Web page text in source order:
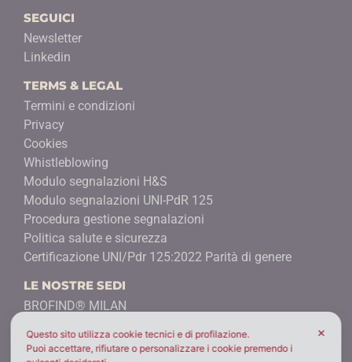
SEGUICI
Newsletter
Linkedin
TERMS & LEGAL
Termini e condizioni
Privacy
Cookies
Whistleblowing
Modulo segnalazioni H&S
Modulo segnalazioni UNI-PdR 125
Procedura gestione segnalazioni
Politica salute e sicurezza
Certificazione UNI/Pdr 125:2022 Parità di genere
LE NOSTRE SEDI
BROFIND® MILAN
BROFIND® BEIJING
✕
Questo sito utilizza cookie tecnici e di profilazione.
Puoi accettare, rifiutare o personalizzare i cookie premendo i